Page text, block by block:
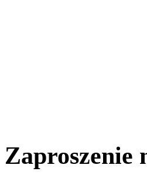
Zaproszenie